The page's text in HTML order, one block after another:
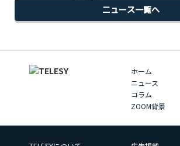
ニュース一覧へ
ホーム
ニュース
コラム
ZOOM背景